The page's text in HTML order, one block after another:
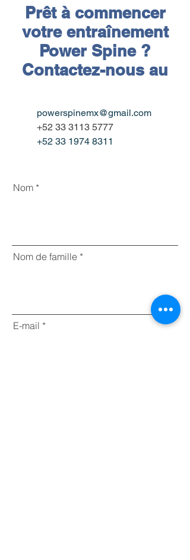
Prêt à commencer
votre entraînement
Power Spine ?
Contactez-nous au
powerspinemx@gmail.com
+52 33 3113 5777
+52 33 1974 8311
Nom
Nom de famille
E-mail